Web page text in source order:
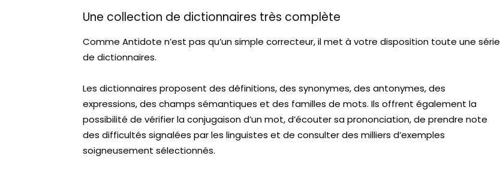
Une collection de dictionnaires très complète
Comme Antidote n’est pas qu’un simple correcteur, il met à votre disposition toute une série
de dictionnaires.
Les dictionnaires proposent des définitions, des synonymes, des antonymes, des
expressions, des champs sémantiques et des familles de mots. Ils offrent également la
possibilité de vérifier la conjugaison d’un mot, d’écouter sa prononciation, de prendre note
des difficultés signalées par les linguistes et de consulter des milliers d’exemples
soigneusement sélectionnés.